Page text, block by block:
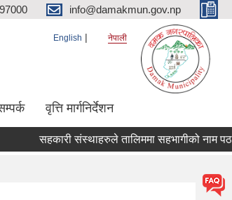
info@damakmun.gov.np
English नेपाली
वृत्ति मार्गनिर्देशन
सहकारी संस्थाहरुले तालिममा सहभागीको नाम